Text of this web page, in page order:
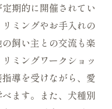
期的に開催されてい
ミングやお手入れの
飼い主との交流も楽
ミングワークショッ
導を受けながら、愛
ます。また、犬種別